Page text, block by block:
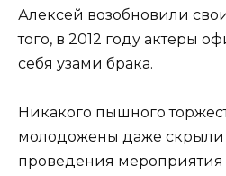
Алексей возобновили
того, в 2012 году актеры
себя узами брака.
Никакого пышного
молодожены даже скрыли
проведения мероприятия